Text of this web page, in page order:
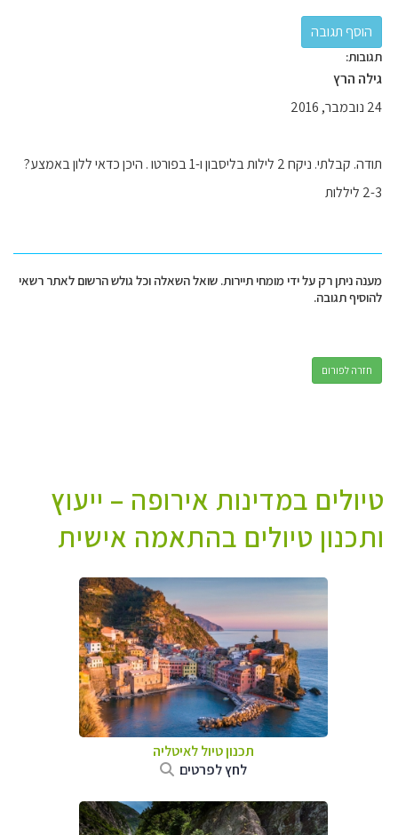
תגובות:
גילה הרץ
24 נובמבר, 2016
תודה. קבלתי. ניקח 2 לילות בליסבון ו-1 בפורטו . היכן כדאי ללון באמצע?
2-3 ליללות
מענה ניתן רק על ידי מומחי תיירות. שואל השאלה וכל גולש הרשום לאתר רשאי
להוסיף תגובה.
חזרה לפורום
טיולים במדינות אירופה – ייעוץ
ותכנון טיולים בהתאמה אישית
תכנון טיול לאיטליה
לחץ לפרטים